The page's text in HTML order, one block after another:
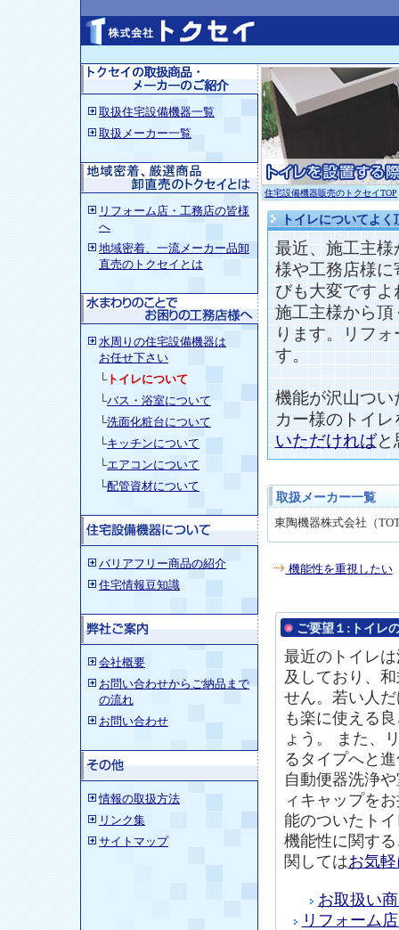
取扱住宅設備機器一覧
取扱メーカー一覧
リフォーム店・工務店の皆様
へ
地域密着、一流メーカー品卸
直売のトクセイとは
水周りの住宅設備機器は
お任せ下さい
└トイレについて
└バス・浴室について
└洗面化粧台について
└キッチンについて
└エアコンについて
└配管資材について
バリアフリー商品の紹介
住宅情報豆知識
会社概要
お問い合わせからご納品まで
の流れ
お問い合わせ
情報の取扱方法
リンク集
サイトマップ
住宅設備機器販売のトクセイTOP
トイレについてよく
最近、施工主
様や工務店様
びも大変ですよ
施工主様から
ります。リフ
す。
機能が沢山つ
カー様のトイ
いただければと
取扱メーカー一覧
東陶機器株式会社（
機能性を重視したい
ご要望１: トイレ
最近のトイレ
及しており、
せん。若い人
も楽に使える
ょう。 また、
るタイプへと
自動便器洗浄
ィキャップを
能のついたト
機能性に関す
関してはお気
お取扱い
リフォーム